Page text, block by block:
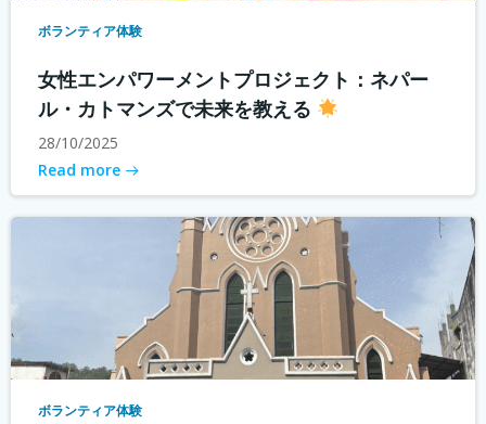
ボランティア体験
女性エンパワーメントプロジェクト：ネパー
ル・カトマンズで未来を教える
28/10/2025
Read more
ボランティア体験